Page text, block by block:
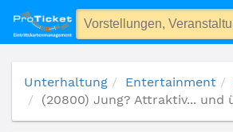
(20800) Jung? Attraktiv... und übrig! 2.0
Unterhaltung Entertainment
(20800) Jung? Attraktiv... und